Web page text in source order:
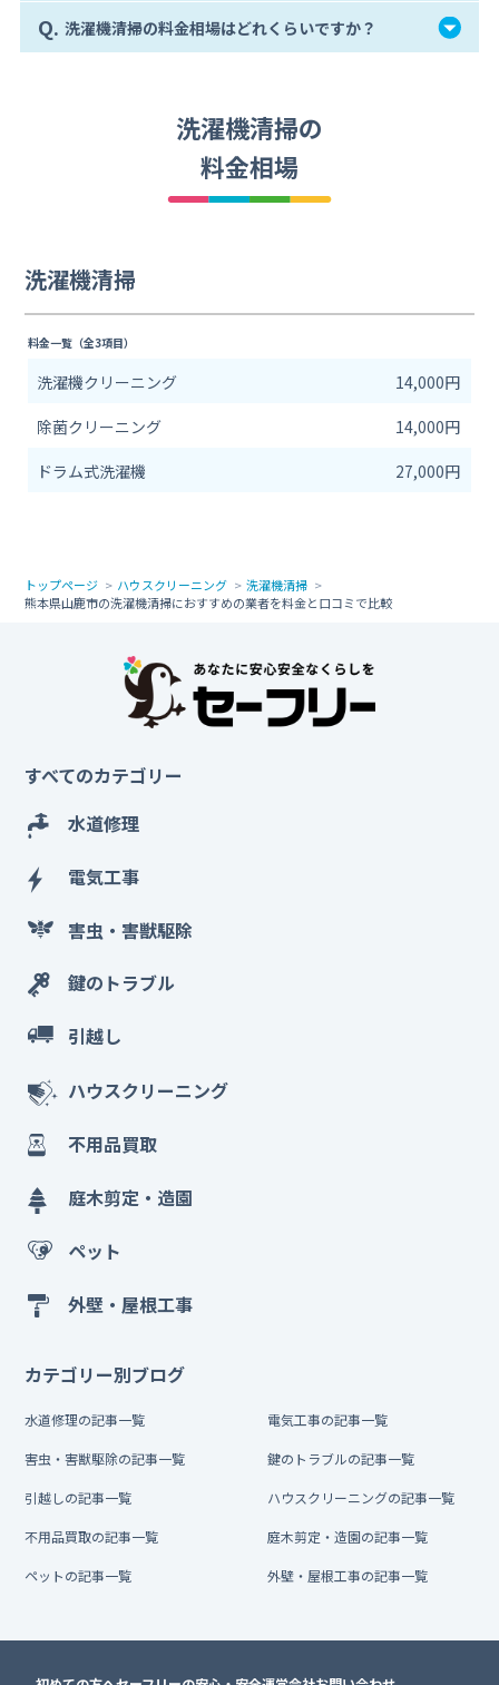
Q. 洗濯機清掃の料金相場はどれくらいですか？
洗濯機清掃の
料金相場
洗濯機清掃
料金一覧（全3項目）
洗濯機クリーニング
14,000円
除菌クリーニング
14,000円
ドラム式洗濯機
27,000円
トップページ ハウスクリーニング
洗濯機清掃
熊本県山鹿市の洗濯機清掃におすすめの業者を料金と口コミで比較
すべてのカテゴリー
水道修理
電気工事
害虫・害獣駆除
鍵のトラブル
引越し
ハウスクリーニング
不用品買取
庭木剪定・造園
ペット
外壁・屋根工事
カテゴリー別ブログ
水道修理の記事一覧 電気工事の記事一覧
害虫・害獣駆除の記事一覧 鍵のトラブルの記事一覧
引越しの記事一覧 ハウスクリーニングの記事一覧
不用品買取の記事一覧 庭木剪定・造園の記事一覧
ペットの記事一覧 外壁・屋根工事の記事一覧